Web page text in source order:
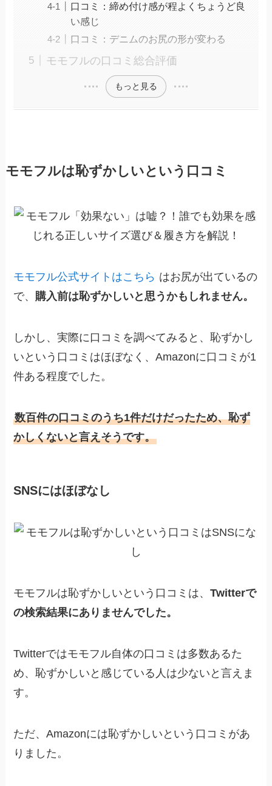
口コミ：締め付け感が程よくちょうど良
い感じ
口コミ：デニムのお尻の形が変わる
モモフルの口コミ総合評価
もっと見る
モモフルは恥ずかしいという口コミ
モモフル公式サイトはこちら はお尻が出ているの
で、 購入前は恥ずかしいと思うかもしれません。
しかし、実際に口コミを調べてみると、恥ずかし
いという口コミはほぼなく、Amazonに口コミが1
件ある程度でした。
数百件の口コミのうち1件だけだったため、恥ず
かしくないと言えそうです。
SNSにはほぼなし
モモフルは恥ずかしいという口コミは、Twitterで
の検索結果にありませんでした。
Twitterではモモフル自体の口コミは多数あるた
め、恥ずかしいと感じている人は少ないと言えま
す。
ただ、Amazonには恥ずかしいという口コミがあ
りました。